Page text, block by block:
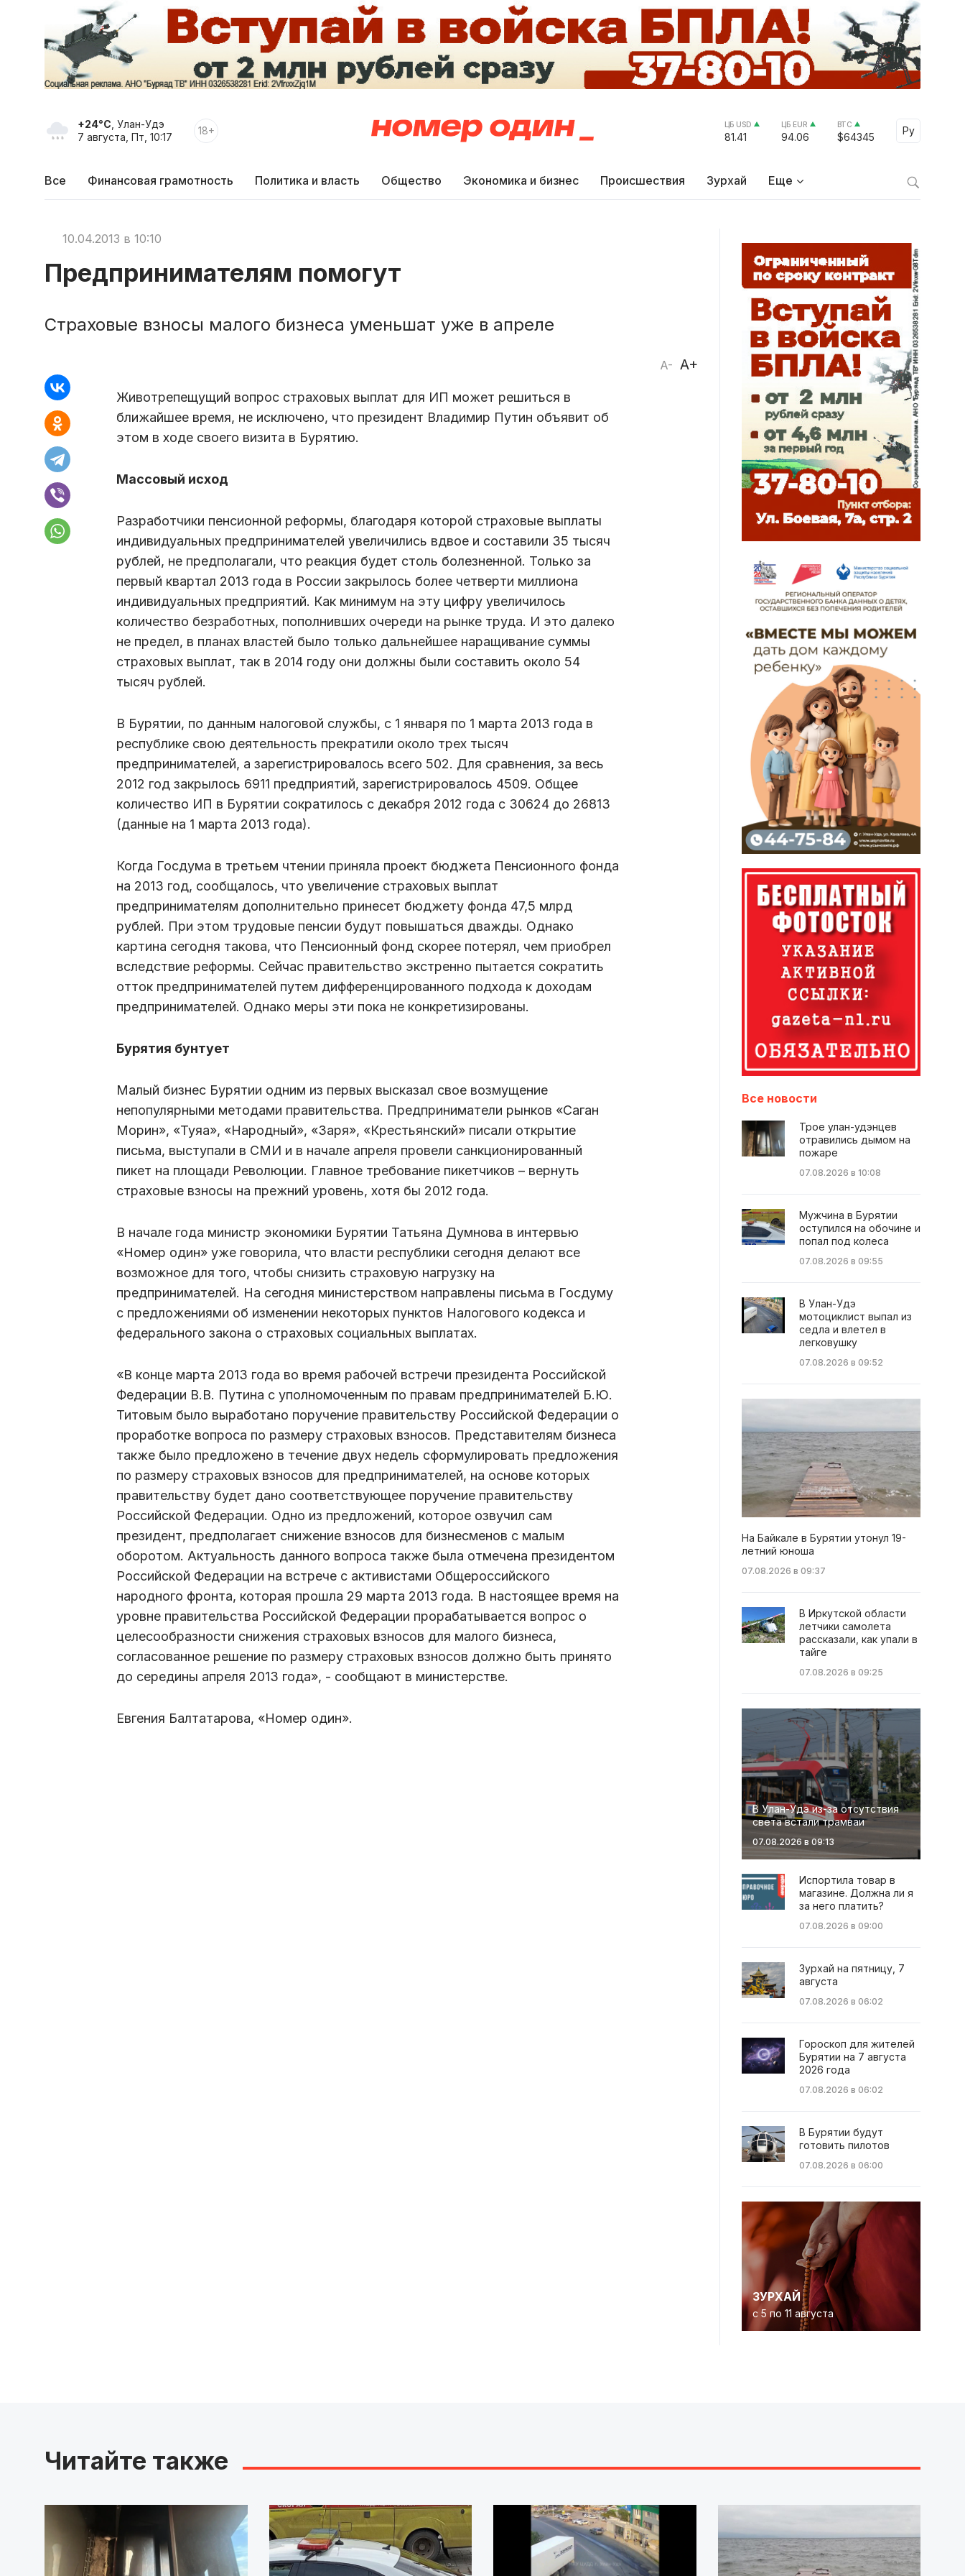
+24°C , Улан-Удэ
7 августа, Пт, 10:17
18+ ЦБ USD
81.41
ЦБ EUR
94.06
BTC
$64345
Ру
Select
Все Финансовая грамотность Политика и власть Общество Экономика и бизнес Происшествия Зурхай Еще
10.04.2013 в 10:10
Предпринимателям помогут
Страховые взносы малого бизнеса уменьшат уже в апреле
A- A+
Животрепещущий вопрос страховых выплат для ИП может решиться в
ближайшее время, не исключено, что президент Владимир Путин объявит об
этом в ходе своего визита в Бурятию.
Массовый исход
Разработчики пенсионной реформы, благодаря которой страховые выплаты
индивидуальных предпринимателей увеличились вдвое и составили 35 тысяч
рублей, не предполагали, что реакция будет столь болезненной. Только за
первый квартал 2013 года в России закрылось более четверти миллиона
индивидуальных предприятий. Как минимум на эту цифру увеличилось
количество безработных, пополнивших очереди на рынке труда. И это далеко
не предел, в планах властей было только дальнейшее наращивание суммы
страховых выплат, так в 2014 году они должны были составить около 54
тысяч рублей.
В Бурятии, по данным налоговой службы, с 1 января по 1 марта 2013 года в
республике свою деятельность прекратили около трех тысяч
предпринимателей, а зарегистрировалось всего 502. Для сравнения, за весь
2012 год закрылось 6911 предприятий, зарегистрировалось 4509. Общее
количество ИП в Бурятии сократилось с декабря 2012 года с 30624 до 26813
(данные на 1 марта 2013 года).
Когда Госдума в третьем чтении приняла проект бюджета Пенсионного фонда
на 2013 год, сообщалось, что увеличение страховых выплат
предпринимателям дополнительно принесет бюджету фонда 47,5 млрд
рублей. При этом трудовые пенсии будут повышаться дважды. Однако
картина сегодня такова, что Пенсионный фонд скорее потерял, чем приобрел
вследствие реформы. Сейчас правительство экстренно пытается сократить
отток предпринимателей путем дифференцированного подхода к доходам
предпринимателей. Однако меры эти пока не конкретизированы.
Бурятия бунтует
Малый бизнес Бурятии одним из первых высказал свое возмущение
непопулярными методами правительства. Предприниматели рынков «Саган
Морин», «Туяа», «Народный», «Заря», «Крестьянский» писали открытие
письма, выступали в СМИ и в начале апреля провели санкционированный
пикет на площади Революции. Главное требование пикетчиков – вернуть
страховые взносы на прежний уровень, хотя бы 2012 года.
В начале года министр экономики Бурятии Татьяна Думнова в интервью
«Номер один» уже говорила, что власти республики сегодня делают все
возможное для того, чтобы снизить страховую нагрузку на
предпринимателей. На сегодня министерством направлены письма в Госдуму
с предложениями об изменении некоторых пунктов Налогового кодекса и
федерального закона о страховых социальных выплатах.
«В конце марта 2013 года во время рабочей встречи президента Российской
Федерации В.В. Путина с уполномоченным по правам предпринимателей Б.Ю.
Титовым было выработано поручение правительству Российской Федерации о
проработке вопроса по размеру страховых взносов. Представителям бизнеса
также было предложено в течение двух недель сформулировать предложения
по размеру страховых взносов для предпринимателей, на основе которых
правительству будет дано соответствующее поручение правительству
Российской Федерации. Одно из предложений, которое озвучил сам
президент, предполагает снижение взносов для бизнесменов с малым
оборотом. Актуальность данного вопроса также была отмечена президентом
Российской Федерации на встрече с активистами Общероссийского
народного фронта, которая прошла 29 марта 2013 года. В настоящее время на
уровне правительства Российской Федерации прорабатывается вопрос о
целесообразности снижения страховых взносов для малого бизнеса,
согласованное решение по размеру страховых взносов должно быть принято
до середины апреля 2013 года», - сообщают в министерстве.
Евгения Балтатарова, «Номер один».
Все новости
Трое улан-удэнцев
отравились дымом на
пожаре
07.08.2026 в 10:08
Мужчина в Бурятии
оступился на обочине и
попал под колеса
07.08.2026 в 09:55
В Улан-Удэ
мотоциклист выпал из
седла и влетел в
легковушку
07.08.2026 в 09:52
На Байкале в Бурятии утонул 19-
летний юноша
07.08.2026 в 09:37
В Иркутской области
летчики самолета
рассказали, как упали в
тайге
07.08.2026 в 09:25
В Улан-Удэ из-за отсутствия
света встали трамваи
07.08.2026 в 09:13
Испортила товар в
магазине. Должна ли я
за него платить?
07.08.2026 в 09:00
Зурхай на пятницу, 7
августа
07.08.2026 в 06:02
Гороскоп для жителей
Бурятии на 7 августа
2026 года
07.08.2026 в 06:02
В Бурятии будут
готовить пилотов
07.08.2026 в 06:00
ЗУРХАЙ
с 5 по 11 августа
Читайте также